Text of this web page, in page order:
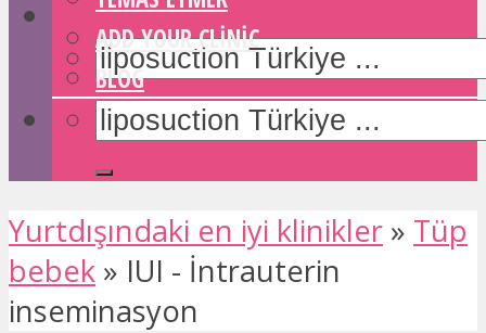
ADD YOUR CLINIC
BLOG
Yurtdışındaki en iyi klinikler » Tüp
bebek » IUI - İntrauterin
inseminasyon